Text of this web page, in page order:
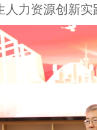
力资源创新实